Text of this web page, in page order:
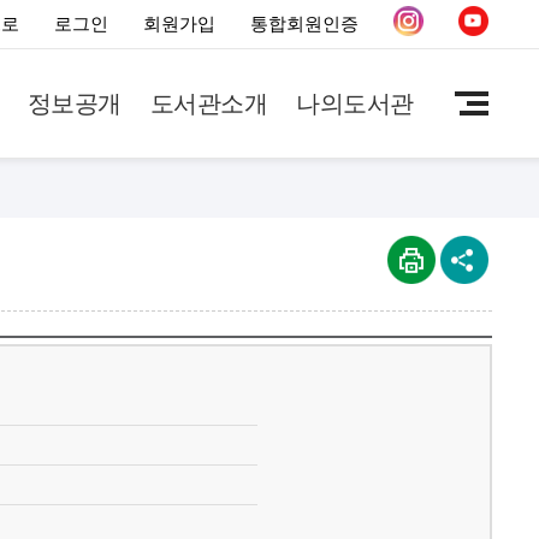
로그인 회원가입 통합회원인증
정보공개 도서관소개 나의도서관